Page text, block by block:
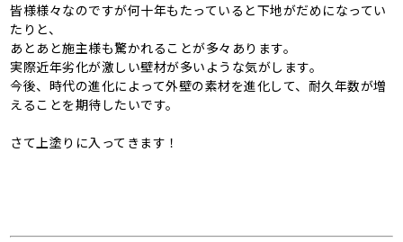
皆様様々なのですが何十年もたっていると下地がだめになってい
たりと、
あとあと施主様も驚かれることが多々あります。
実際近年劣化が激しい壁材が多いような気がします。
今後、時代の進化によって外壁の素材を進化して、耐久年数が増
えることを期待したいです。
さて上塗りに入ってきます！